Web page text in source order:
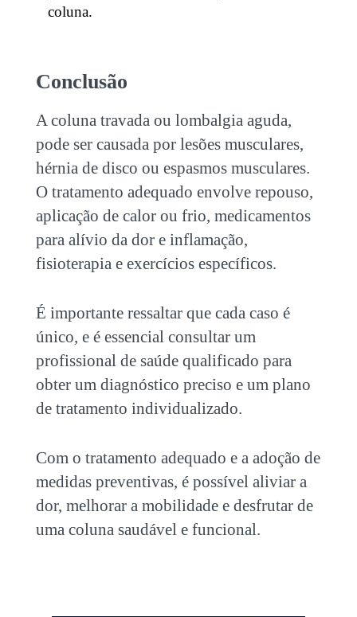
coluna.
Conclusão
Acoluna travadaou lombalgia aguda,
pode ser causada por lesões musculares,
hérnia de disco ou espasmos musculares.
O tratamento adequado envolve repouso,
aplicação de calor ou frio, medicamentos
para alívio da dor e inflamação,
fisioterapia e exercícios específicos.
É importante ressaltar que cada caso é
único, e é essencial consultar um
profissional de saúde qualificado para
obter um diagnóstico preciso e um plano
de tratamento individualizado.
Com o tratamento adequado e a adoção de
medidas preventivas, é possível aliviar a
dor, melhorar a mobilidade e desfrutar de
uma coluna saudável e funcional.